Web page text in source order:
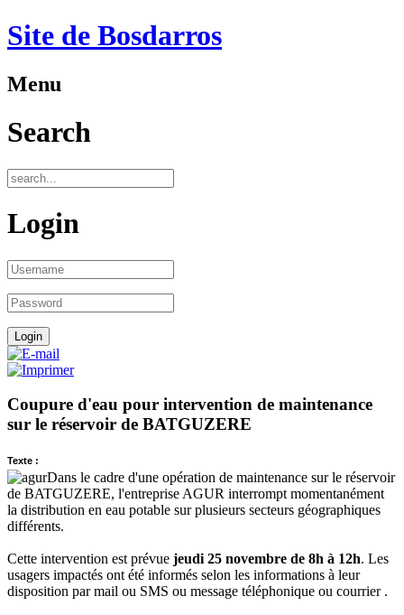
Site de Bosdarros
Menu
Search
Login
Coupure d'eau pour intervention de maintenance
sur le réservoir de BATGUZERE
Texte :
Dans le cadre d'une opération de maintenance sur le réservoir
de BATGUZERE, l'entreprise AGUR interrompt momentanément
la distribution en eau potable sur plusieurs secteurs géographiques
différents.
Cette intervention est prévue jeudi 25 novembre de 8h à 12h. Les
usagers impactés ont été informés selon les informations à leur
disposition par mail ou SMS ou message téléphonique ou courrier .